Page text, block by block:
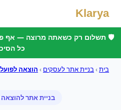
Klarya
🛡️ תשלום רק כשאתה מרוצה — אף
כל
בית›בניית אתר לעסקים › הוצאה לפועל
בניית אתרלהוצאה